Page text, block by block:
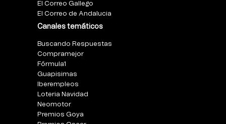
El Correo Gallego
El Correo de Andalucia
Canales temáticos
Buscando Respuestas
Compramejor
Fórmula1
Guapisimas
Iberempleos
Loteria Navidad
Neomotor
Premios Goya